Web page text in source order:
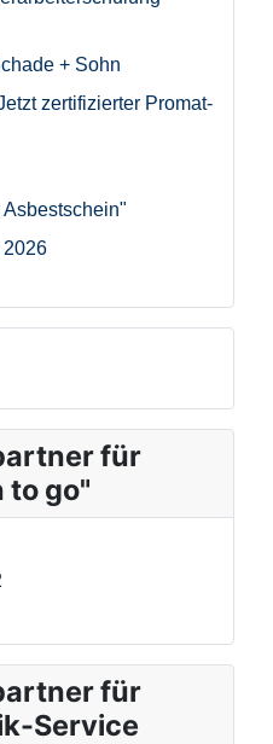
+ Sohn
zertifizierter Promat-
2026
für
to go"
für
Service